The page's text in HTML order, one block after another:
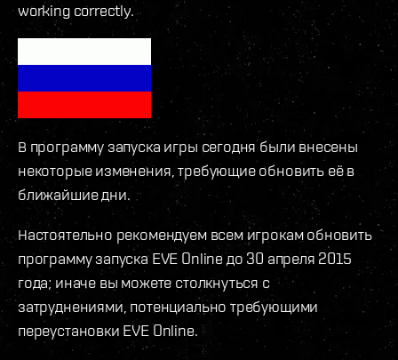
working correctly.
В программу запуска игры сегодня были внесены
некоторые изменения, требующие обновить её в
ближайшие дни.
Настоятельно рекомендуем всем игрокам обновить
программу запуска EVE Online до 30 апреля 2015
года; иначе вы можете столкнуться с
затруднениями, потенциально требующими
переустановки EVE Online.